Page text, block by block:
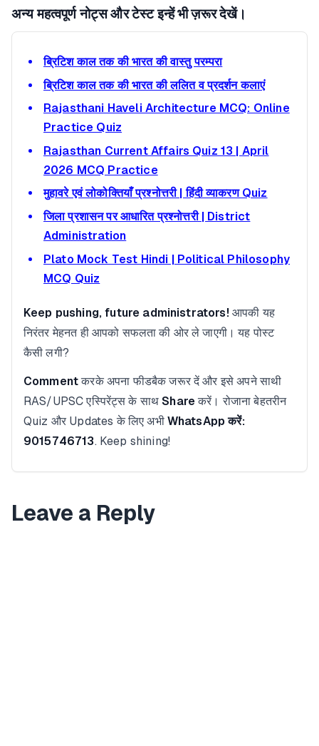
अन्य महत्वपूर्ण नोट्स और टेस्ट इन्हें भी ज़रूर देखें।
ब्रिटिश काल तक की भारत की वास्तु परम्परा
ब्रिटिश काल तक की भारत की ललित व प्रदर्शन कलाएं
Rajasthani Haveli Architecture MCQ: Online
Practice Quiz
Rajasthan Current Affairs Quiz 13 | April
2026 MCQ Practice
मुहावरे एवं लोकोक्तियाँ प्रश्नोत्तरी | हिंदी व्याकरण Quiz
जिला प्रशासन पर आधारित प्रश्नोत्तरी | District
Administration
Plato Mock Test Hindi | Political Philosophy
MCQ Quiz
Keep pushing, future administrators!आपकी यह
निरंतर मेहनत ही आपको सफलता की ओर ले जाएगी। यह पोस्ट
कैसी लगी?
Commentकरके अपना फीडबैक जरूर दें और इसे अपने साथी
RAS/UPSC एस्पिरेंट्स के साथShare करें। रोजाना बेहतरीन
Quiz और Updates के लिए अभी WhatsApp करें:
9015746713. Keep shining!
Leave a Reply